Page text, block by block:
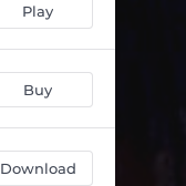
Play
Buy
Download